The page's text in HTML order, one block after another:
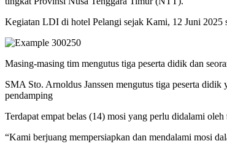
Kegiatan LDI di hotel Pelangi sejak Kami, 12 Juni 2025
Masing-masing tim mengutus tiga peserta didik dan
SMA Sto. Arnoldus Janssen mengutus tiga peserta
pendamping
Terdapat empat belas (14) mosi yang perlu didalami
“Kami berjuang mempersiapkan dan mendalami mosi